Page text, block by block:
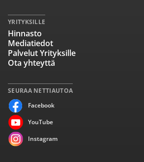
SEURAA NETTIAUTOA
Facebook
YouTube
Instagram
YRITYKSILLE
Hinnasto
Mediatiedot
Palvelut Yrityksille
Ota yhteyttä